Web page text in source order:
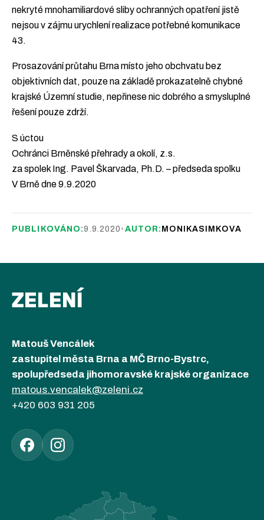
nekryté mnohamiliardové sliby ochranných opatření jistě
nejsou v zájmu urychlení realizace potřebné komunikace
43.
Prosazování průtahu Brna místo jeho obchvatu bez
objektivních dat, pouze na základě prokazatelně chybné
krajské Územní studie, nepřinese nic dobrého a smysluplné
řešení pouze zdrží.
S úctou
Ochránci Brněnské přehrady a okolí, z.s.
za spolek Ing. Pavel Škarvada, Ph.D. – předseda spolku
V Brně dne 9.9.2020
PUBLIKOVÁNO:9.9.2020 • AUTOR: MONIKASIMKOVA
ZELENÍ
Matouš Vencálek
zastupitel města Brna a MČ Brno-Bystrc,
spolupředseda jihomoravské krajské organizace
matous.vencalek@zeleni.cz
+420 603 931 205